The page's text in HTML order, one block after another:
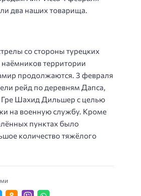
два наших товарища.
со стороны турецких
наёмников территории
продолжаются. 3 февраля
рейд по деревням Дапса,
Гре Шахид Дильшер с целью
на военную службу. Кроме
пунктах было
количество тяжёлого